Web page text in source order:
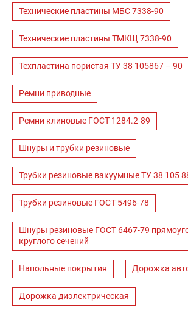
Технические пластины МБС 7338-90
Технические пластины ТМКЩ 7338-90
Техпластина пористая ТУ 38 105867 – 90
Ремни приводные
Ремни клиновые ГОСТ 1284.2-89
Шнуры и трубки резиновые
Трубки резиновые вакуумные ТУ 38 105
Трубки резиновые ГОСТ 5496-78
Шнуры резиновые ГОСТ 6467-79
круглого сечений
Напольные покрытия Дорожка
Дорожка диэлектрическая